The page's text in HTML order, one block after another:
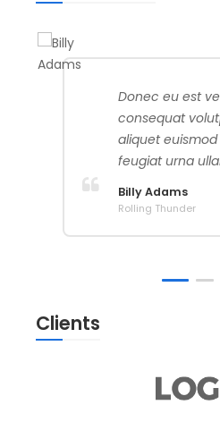
Donec eu est
consequat
aliquet
feugiat urna
Billy Adams
Rolling Thunder
Clients